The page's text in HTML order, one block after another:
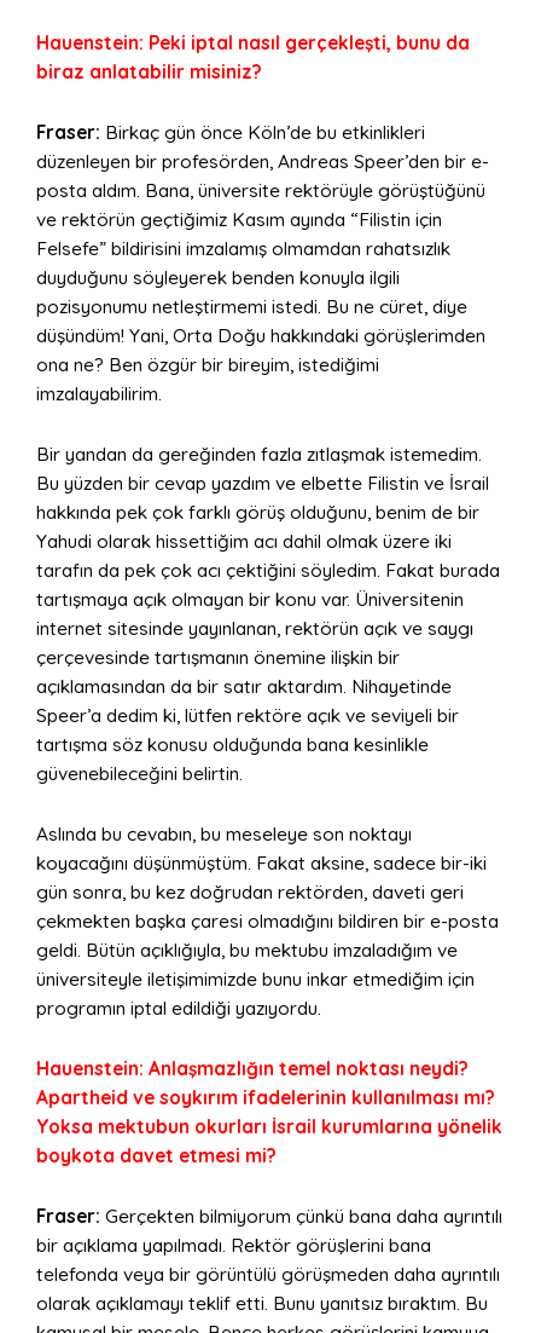
Hauenstein: Peki iptal nasıl gerçekleşti, bunu da
biraz anlatabilir misiniz?
Fraser: Birkaç gün önce Köln’de bu etkinlikleri
düzenleyen bir profesörden, Andreas Speer’den bir e-
posta aldım. Bana, üniversite rektörüyle görüştüğünü
ve rektörün geçtiğimiz Kasım ayında “Filistin için
Felsefe” bildirisini imzalamış olmamdan rahatsızlık
duyduğunu söyleyerek benden konuyla ilgili
pozisyonumu netleştirmemi istedi. Bu ne cüret, diye
düşündüm! Yani, Orta Doğu hakkındaki görüşlerimden
ona ne? Ben özgür bir bireyim, istediğimi
imzalayabilirim.
Bir yandan da gereğinden fazla zıtlaşmak istemedim.
Bu yüzden bir cevap yazdım ve elbette Filistin ve İsrail
hakkında pek çok farklı görüş olduğunu, benim de bir
Yahudi olarak hissettiğim acı dahil olmak üzere iki
tarafın da pek çok acı çektiğini söyledim. Fakat burada
tartışmaya açık olmayan bir konu var. Üniversitenin
internet sitesinde yayınlanan, rektörün açık ve saygı
çerçevesinde tartışmanın önemine ilişkin bir
açıklamasından da bir satır aktardım. Nihayetinde
Speer’a dedim ki, lütfen rektöre açık ve seviyeli bir
tartışma söz konusu olduğunda bana kesinlikle
güvenebileceğini belirtin.
Aslında bu cevabın, bu meseleye son noktayı
koyacağını düşünmüştüm. Fakat aksine, sadece bir-iki
gün sonra, bu kez doğrudan rektörden, daveti geri
çekmekten başka çaresi olmadığını bildiren bir e-posta
geldi. Bütün açıklığıyla, bu mektubu imzaladığım ve
üniversiteyle iletişimimizde bunu inkar etmediğim için
programın iptal edildiği yazıyordu.
Hauenstein: Anlaşmazlığın temel noktası neydi?
Apartheid ve soykırım ifadelerinin kullanılması mı?
Yoksa mektubun okurları İsrail kurumlarına yönelik
boykota davet etmesi mi?
Fraser: Gerçekten bilmiyorum çünkü bana daha ayrıntılı
bir açıklama yapılmadı. Rektör görüşlerini bana
telefonda veya bir görüntülü görüşmeden daha ayrıntılı
olarak açıklamayı teklif etti. Bunu yanıtsız bıraktım. Bu